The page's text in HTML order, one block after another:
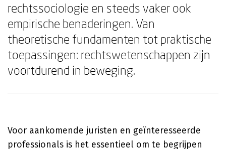
rechtssociologie en steeds vaker ook
empirische benaderingen. Van
theoretische fundamenten tot praktische
toepassingen: rechtswetenschappen zijn
voortdurend in beweging.
Voor aankomende juristen en geïnteresseerde
professionals is het essentieel om te begrijpen